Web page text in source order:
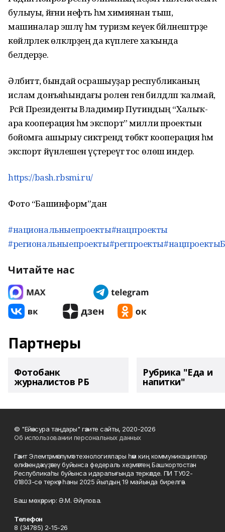
булыуы, йәғни нефть һәм химиянан тыш,
машиналар эшләү һәм туризм кеүек бәйләнештәрҙе
көйләрлек өлкәләрҙең да күплеге хаҡында
белдерҙе.
Әлбиттә, бындай осрашыуҙар республиканың
ислам донъяһындағы ролен генә билдәләп ҡалмай,
ә Рәсәй Президенты Владимир Путиндың “Халыҡ-
ара кооперация һәм экспорт” милли проектын
бойомға ашырыу сиктәрендә төбәктә кооперация һәм
экспорт йүнәлешен үҫтереүгә тос өлөш индерә.
https://bash.rbsmi.ru/
Фото “Башинформ”дан
#национальныепроекты#нацпроекты
#региональныепроекты#регпроекты
Читайте нас
Партнеры
Фотобанк
журналистов РБ
Рубрика "Еда и
напитки"
© "Ейәнсура таңдары" гәзите сайты, 2020-2026
Об использовании персональных данных
Гәзит Элемтә, мәғлүмәт технологиялары һәм киң коммуникациялар
өлкәһендә күҙәтеү буйынса федераль хеҙмәттең Башҡортостан
Республикаһы буйынса идаралығында теркәлде. ПИ ТУ02-
01803-сө теркәү һаны 2025 йылдың 19 майында бирелгән.
Баш мөхәррир: Ә.М. Әйүпова.
Телефон
8 (34785) 2-15-26